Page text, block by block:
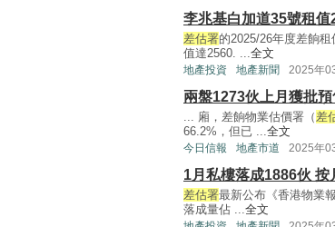
李兆基白加道35號租
差估署的2025/26年度差餉
值達2560. ...全文
地產投資 地產新聞 2025年
兩盤1273伙上月獲批預
... 廂，差餉物業估價署（ 差
66.2%，但已 ...全文
今日信報 地產市道 2025年
1月私樓落成1886伙 按
差估署最新公布《香港物業
落成量佔 ...全文